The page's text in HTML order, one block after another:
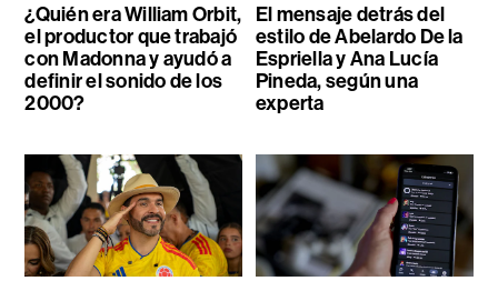
¿Quién era William Orbit,
el productor que trabajó
con Madonna y ayudó a
definir el sonido de los
2000?
El mensaje detrás del
estilo de Abelardo De la
Espriella y Ana Lucía
Pineda, según una
experta